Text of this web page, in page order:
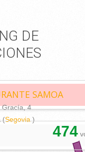
DE
SAMOA
Gracía, 4
(Segovia )
474